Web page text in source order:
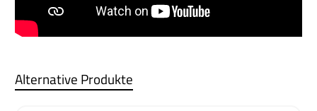
Alternative Produkte